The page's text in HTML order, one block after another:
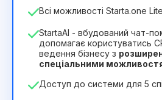
Кількість співробітників
Тривалість ліцензії
12 Months (знижка -25%)
349₴ 244₴ /місяць
Всі можливості Starta.one Lite
StartaAI - вбудований чат-
допомагає користуватись
ведення бізнесу з
спеціальними
Доступ до системи для 5